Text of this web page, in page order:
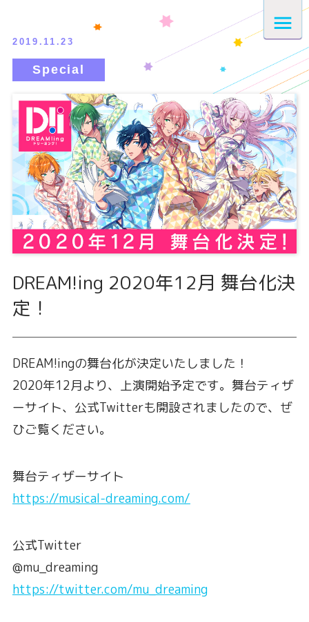
2019.11.23
DREAM!ing 2020年12月 舞台化決
定！
DREAM!ingの舞台化が決定いたしました！
2020年12月より、上演開始予定です。舞台ティザ
ーサイト、公式Twitterも開設されましたので、ぜ
ひご覧ください。
舞台ティザーサイト
https://musical-dreaming.com/
公式Twitter
@mu_dreaming
https://twitter.com/mu_dreaming